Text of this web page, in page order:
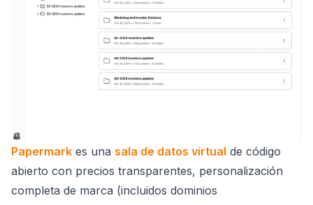
Papermark es una sala de datos virtual de código
abierto con precios transparentes, personalización
completa de marca (incluidos dominios